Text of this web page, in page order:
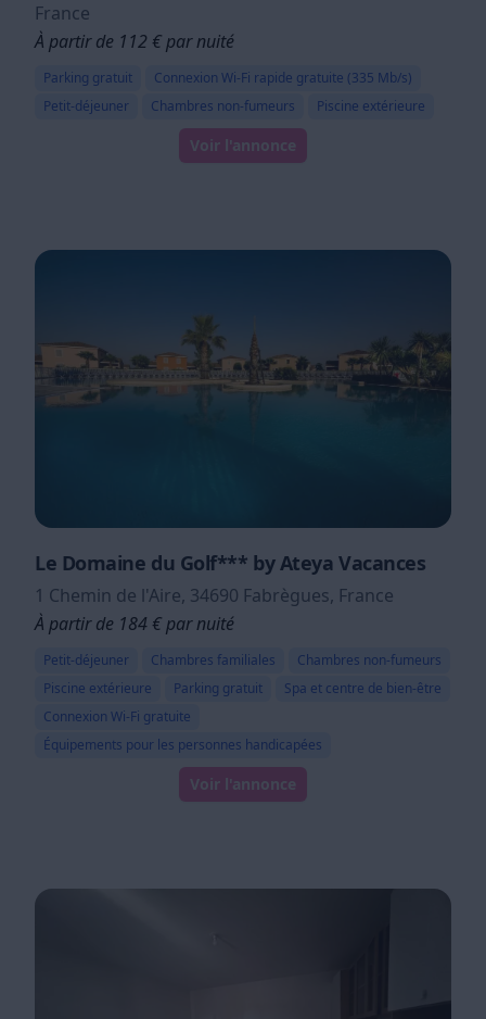
France
À partir de 112 € par nuité
Parking gratuit
Connexion Wi-Fi rapide gratuite (335 Mb/s)
Petit-déjeuner
Chambres non-fumeurs Piscine extérieure
Voir l'annonce
Le Domaine du Golf*** by Ateya Vacances
1 Chemin de l'Aire, 34690 Fabrègues, France
À partir de 184 € par nuité
Petit-déjeuner Chambres familiales
Chambres non-fumeurs
Piscine extérieure
Parking gratuit
Spa et centre de bien-être
Connexion Wi-Fi gratuite
Équipements pour les personnes handicapées
Voir l'annonce